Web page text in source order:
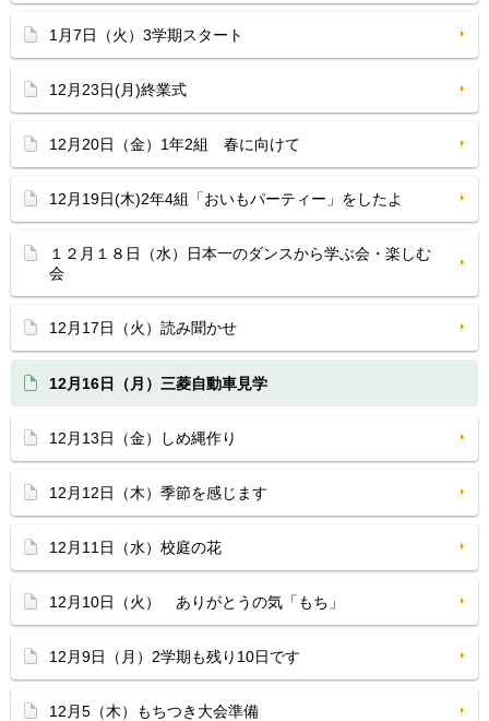
1月7日（火）3学期スタート
12月23日(月)終業式
12月20日（金）1年2組 春に向けて
12月19日(木)2年4組「おいもパーティー」をしたよ
１２月１８日（水）日本一のダンスから学ぶ会・楽しむ
会
12月17日（火）読み聞かせ
12月16日（月）三菱自動車見学
12月13日（金）しめ縄作り
12月12日（木）季節を感じます
12月11日（水）校庭の花
12月10日（火） ありがとうの気「もち」
12月9日（月）2学期も残り10日です
12月5（木）もちつき大会準備